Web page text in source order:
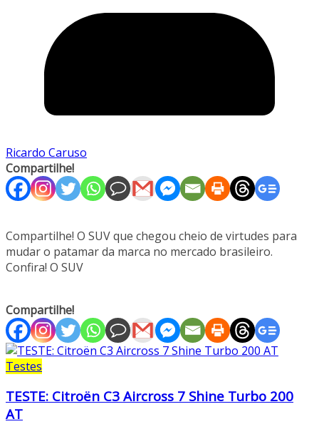
Ricardo Caruso
Compartilhe!
Compartilhe! O SUV que chegou cheio de virtudes para
mudar o patamar da marca no mercado brasileiro.
Confira! O SUV
Compartilhe!
Testes
TESTE: Citroën C3 Aircross 7 Shine Turbo 200
AT